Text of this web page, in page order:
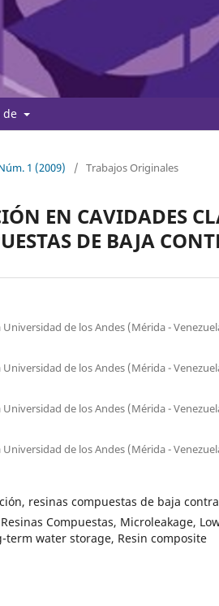
de
1 (2009) / Trabajos Originales
EN CAVIDADES
DE BAJA
de los Andes (Mérida -
de los Andes (Mérida -
de los Andes (Mérida -
de los Andes (Mérida -
resinas compuestas de baja
Compuestas, Microleakage,
term water storage, Resin composite